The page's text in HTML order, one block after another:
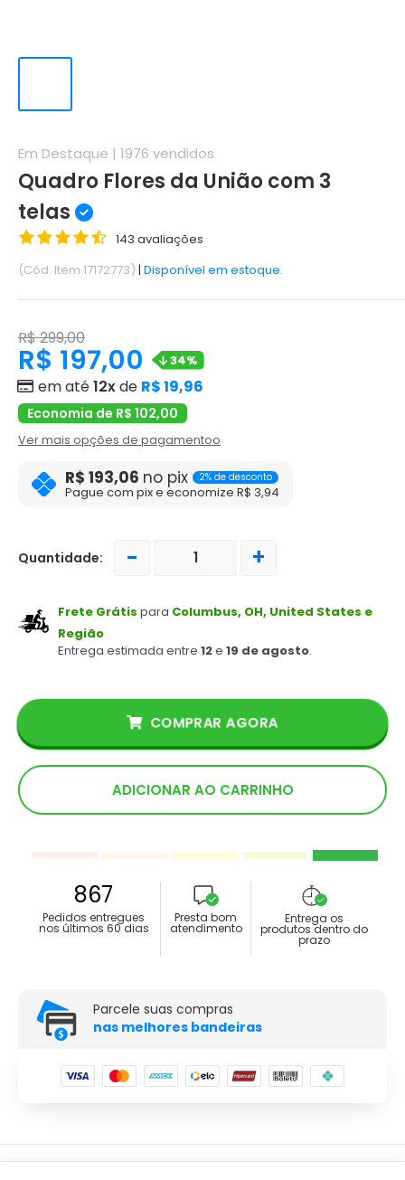
Em Destaque | 1976 vendidos
Quadro Flores da União com 3
telas
143 avaliações
(Cód. Item 17172773) | Disponível em estoque.
R$ 299,00
R$ 197,00 34%
em até12xde R$ 19,96
Economia de R$ 102,00
Ver mais opções de pagamentoo
R$ 193,06 no pix 2% de desconto
Pague com pix e economize R$ 3,94
Quantidade: - +
Frete Grátis para Columbus, OH, United States e
Região
Entrega estimada entre 12e 19 de agosto.
ADICIONAR AO CARRINHO
COMPRAR AGORA
867
Pedidos entregues
nos últimos 60 dias
Presta bom
atendimento
Entrega os
produtos dentro do
prazo
Parcele suas compras
nas melhores bandeiras